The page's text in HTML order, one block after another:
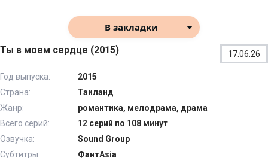
В закладки
Ты в моем сердце (2015) 17.06.26
Год выпуска:
2015
Страна:
Таиланд
Жанр:
романтика, мелодрама, драма
Всего серий:
12 серий по 108 минут
Озвучка:
Sound Group
Субтитры:
ФантAsia